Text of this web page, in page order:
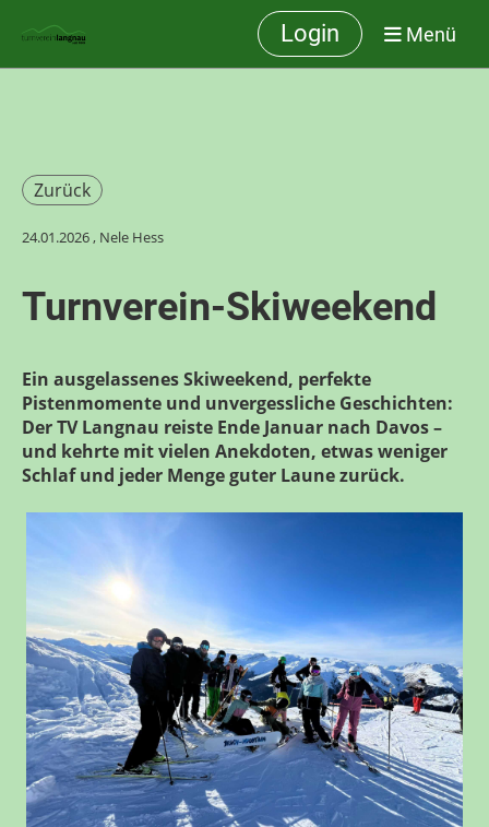
Login Menü
Zurück
24.01.2026, Nele Hess
Turnverein-Skiweekend
Ein ausgelassenes Skiweekend, perfekte
Pistenmomente und unvergessliche Geschichten:
Der TV Langnau reiste Ende Januar nach Davos –
und kehrte mit vielen Anekdoten, etwas weniger
Schlaf und jeder Menge guter Laune zurück.